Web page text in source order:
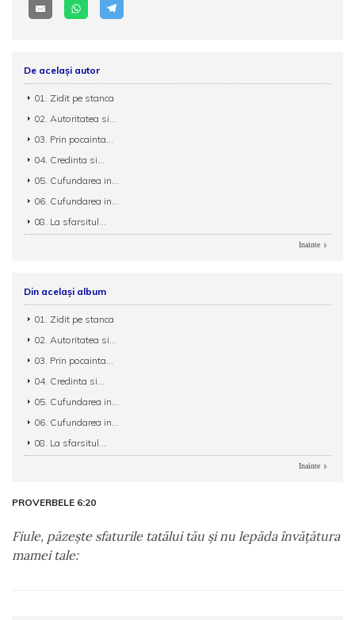
De același autor
01. Zidit pe stanca
02. Autoritatea si...
03. Prin pocainta...
04. Credinta si...
05. Cufundarea in...
06. Cufundarea in...
08. La sfarsitul...
Inainte
Din același album
01. Zidit pe stanca
02. Autoritatea si...
03. Prin pocainta...
04. Credinta si...
05. Cufundarea in...
06. Cufundarea in...
08. La sfarsitul...
Inainte
PROVERBELE 6:20
Fiule, păzeşte sfaturile tatălui tău şi nu lepăda învăţătura
mamei tale: